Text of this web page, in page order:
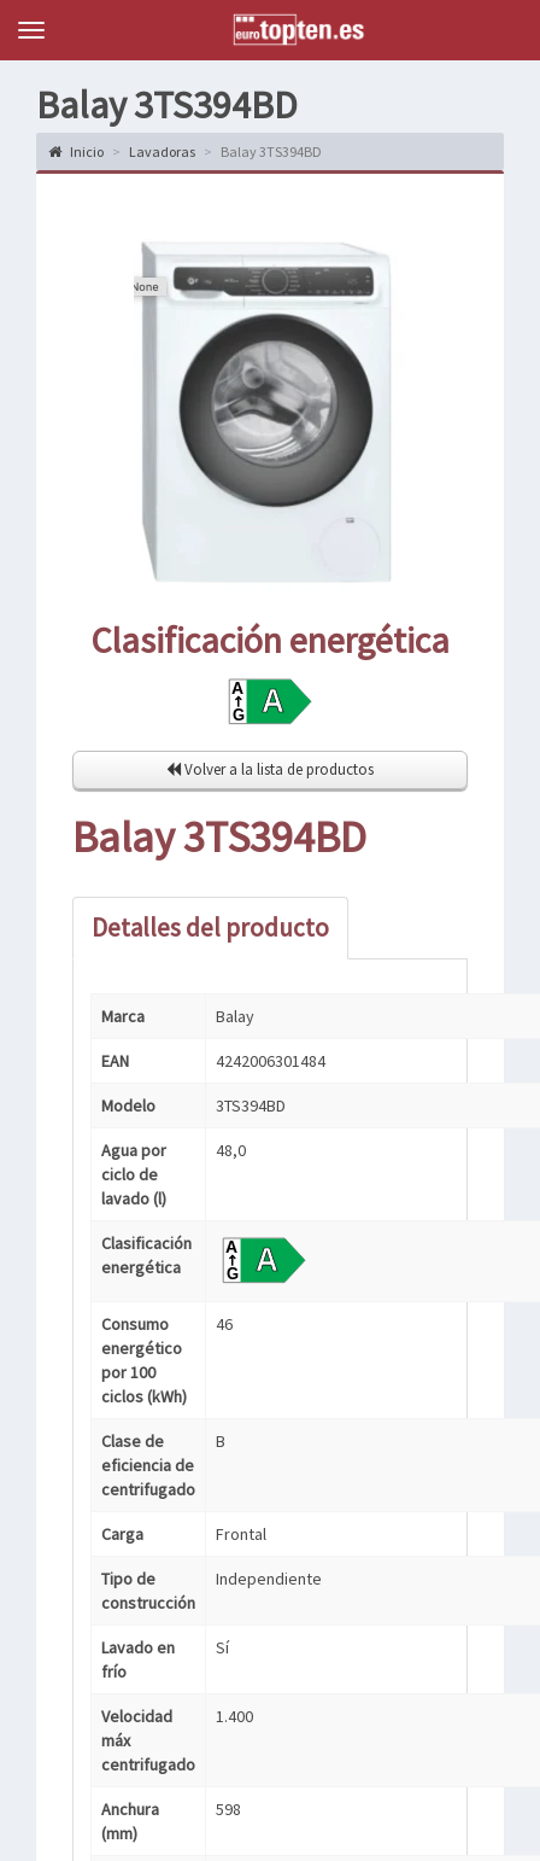
Topten
Menu
Balay 3TS394BD
Inicio Lavadoras Balay 3TS394BD
Clasificación energética
Volver a la lista de productos
Balay 3TS394BD
Detalles del producto
Marca Balay
EAN 4242006301484
Modelo 3TS394BD
Agua por
ciclo de
lavado (l)
48,0
Clasificación
energética
Consumo
energético
por 100
ciclos (kWh)
46
Clase de
eficiencia de
centrifugado
B
Carga Frontal
Tipo de
construcción
Independiente
Lavado en
frío
Sí
Velocidad
máx
centrifugado
1.400
Anchura
(mm)
598